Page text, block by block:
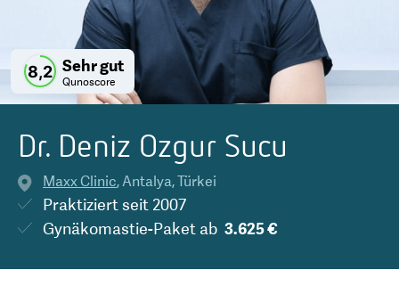
8,2 Sehr gut
Qunoscore
Dr. Deniz Ozgur Sucu
Maxx Clinic,Antalya,Türkei
Praktiziert seit 2007
Gynäkomastie-Paket ab 3.625 €